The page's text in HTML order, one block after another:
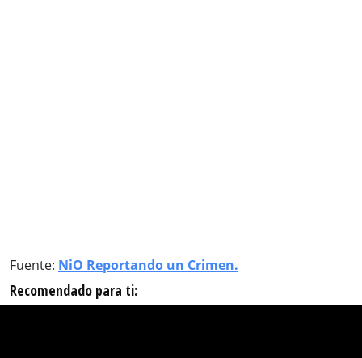
Fuente: NiO Reportando un Crimen.
Recomendado para ti: